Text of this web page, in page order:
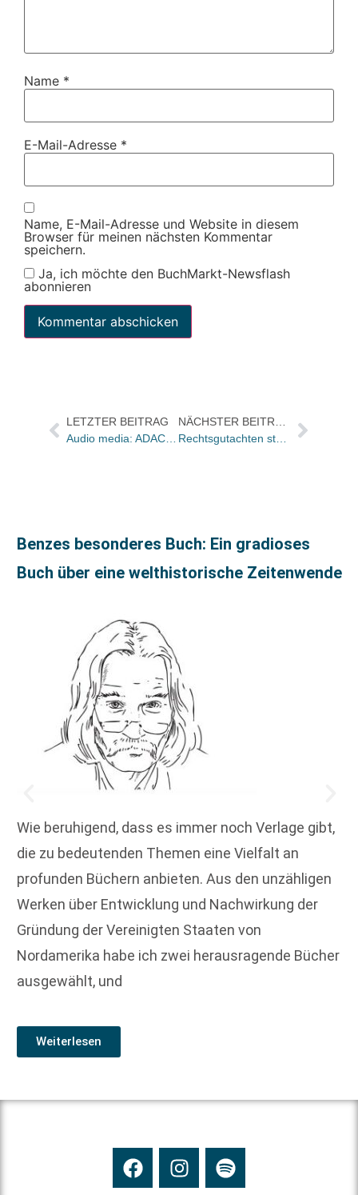
Name *
E-Mail-Adresse *
Name, E-Mail-Adresse und Website in diesem
Browser für meinen nächsten Kommentar
speichern.
Ja, ich möchte den BuchMarkt-Newsflash
abonnieren
LETZTER BEITRAG
Audio media: ADACmotorwelt-Thriller-Edition startet im April
Benzes besonderes Buch: Ein gradioses
Buch über eine welthistorische Zeitenwende
Wie beruhigend, dass es immer noch Verlage gibt,
die zu bedeutenden Themen eine Vielfalt an
profunden Büchern anbieten. Aus den unzähligen
Werken über Entwicklung und Nachwirkung der
Gründung der Vereinigten Staaten von
Nordamerika habe ich zwei herausragende Bücher
ausgewählt, und
Weiterlesen